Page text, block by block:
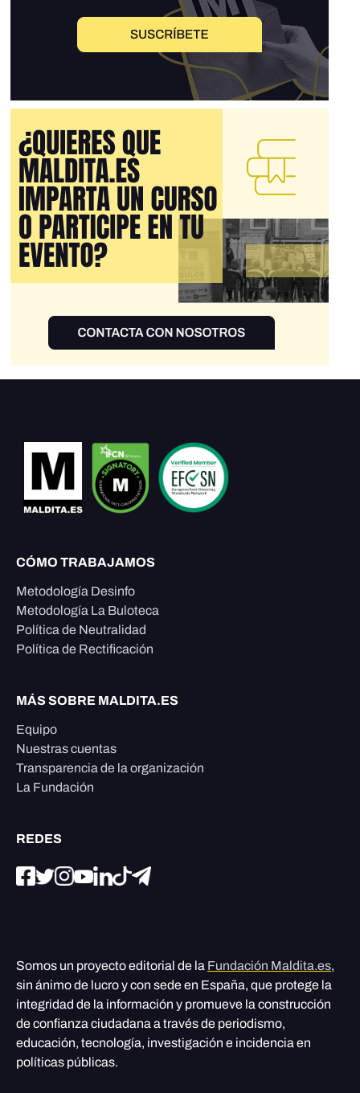
CÓMO TRABAJAMOS
Metodología Desinfo
Metodología La Buloteca
Política de Neutralidad
Política de Rectificación
MÁS SOBRE MALDITA.ES
Equipo
Nuestras cuentas
Transparencia de la organización
La Fundación
REDES
Somos un proyecto editorial de la Fundación Maldita.es,
sin ánimo de lucro y con sede en España, que protege la
integridad de la información y promueve la construcción
de confianza ciudadana a través de periodismo,
educación, tecnología, investigación e incidencia en
políticas públicas.